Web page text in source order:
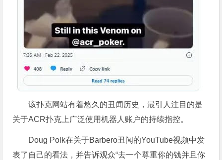
该扑克网站有着悠久的丑闻历史，最引人注目的是
关于ACR扑克上广泛使用机器人账户的持续指控。
Doug Polk在关于Barbero丑闻的YouTube视频中发
表了自己的看法，并告诉观众“去一个尊重你的钱并且你